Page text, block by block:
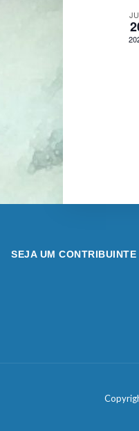
SEJA UM CONTRIBUINTE